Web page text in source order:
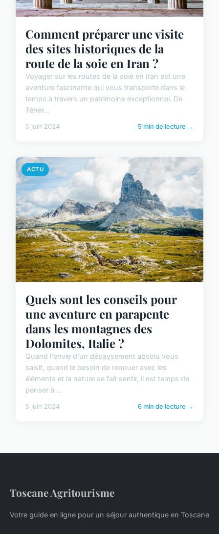
Comment préparer une visite
des sites historiques de la
route de la soie en Iran ?
Voyager sur les routes de la soie en Iran est une
aventure fascinante qui vous transporte dans le
temps à travers un patrimoine exceptionnel. De
Téhér...
5 juin 2024 5 min de lecture →
ACTU
Quels sont les conseils pour
une aventure en parapente
dans les montagnes des
Dolomites, Italie ?
Quand l'envie d'un dépaysement absolu vous
saisit, quand le besoin de renouer avec les
éléments et la nature se fait sentir, il est temps de
penser à ...
5 juin 2024 6 min de lecture →
Toscane Agritourisme
Votre guide en ligne pour un séjour authentique en Toscane